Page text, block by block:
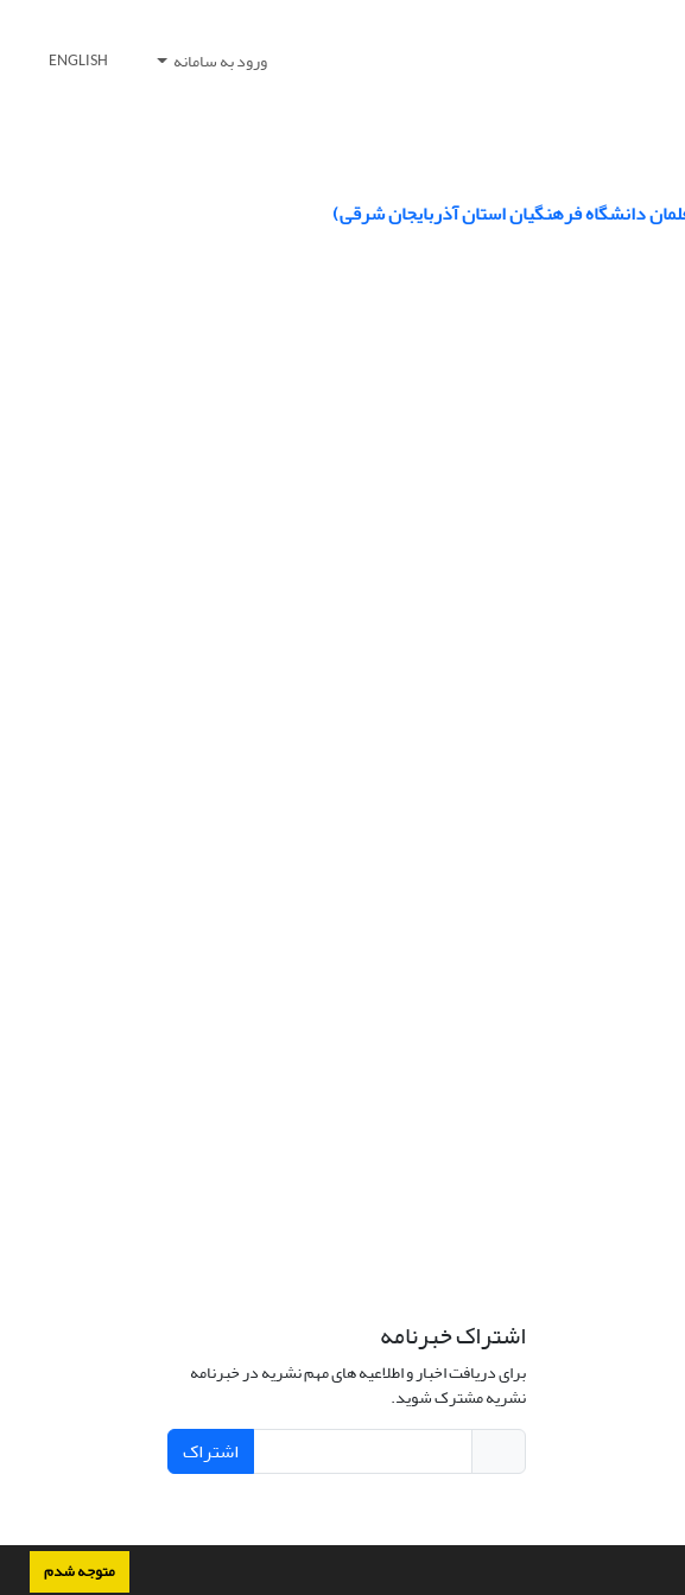
متوجه شدم
ورود به سامانه ENGLISH
دانشگاه فرهنگیان استان آذربایجان شرقی)
اشتراک خبرنامه
برای دریافت اخبار و اطلاعیه های مهم نشریه در خبرنامه
نشریه مشترک شوید.
اشتراک